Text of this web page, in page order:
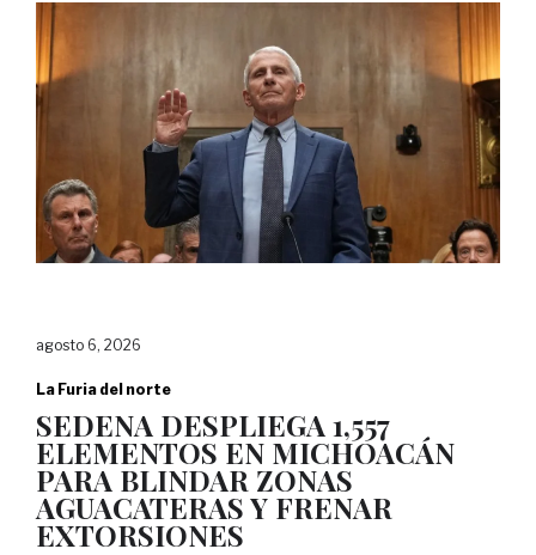
agosto 6, 2026
La Furia del norte
SEDENA DESPLIEGA 1,557
ELEMENTOS EN MICHOACÁN
PARA BLINDAR ZONAS
AGUACATERAS Y FRENAR
EXTORSIONES